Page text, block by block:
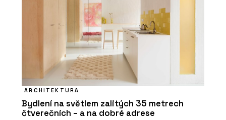
ARCHITEKTURA
Bydlení na světlem zalitých 35 metrech
čtverečních – a na dobré adrese